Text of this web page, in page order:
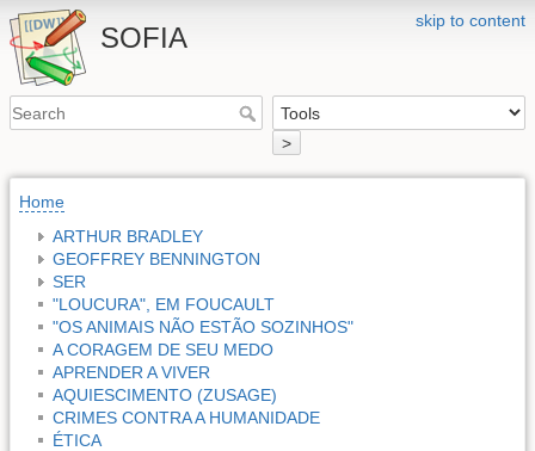
skip to content
SOFIA
>
Home
ARTHUR BRADLEY
GEOFFREY BENNINGTON
SER
"LOUCURA", EM FOUCAULT
"OS ANIMAIS NÃO ESTÃO SOZINHOS"
A CORAGEM DE SEU MEDO
APRENDER A VIVER
AQUIESCIMENTO (ZUSAGE)
CRIMES CONTRA A HUMANIDADE
ÉTICA